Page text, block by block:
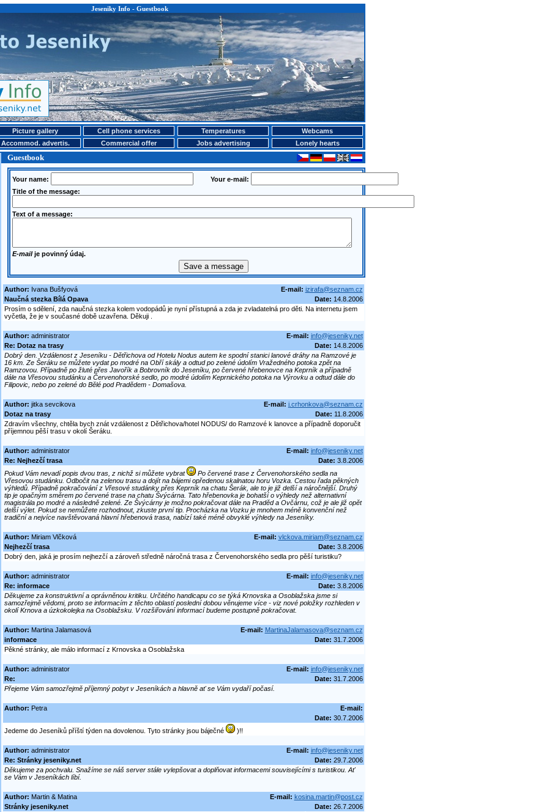
Jeseniky Info - Guestbook
Picture gallery Cell phone services Temperatures
Webcams
Accommod. advertis. Commercial offer Jobs advertising
Lonely hearts
Guestbook
Your name:
Your e-mail:
Title of the message:
Text of a message:
E-mailje povinný údaj.
Author: Ivana Bušfyová E-mail: izirafa@seznam.cz
Naučná stezka Bílá Opava
Date: 14.8.2006
Prosím o sdělení, zda naučná stezka kolem vodopádů je nyní přístupná a zda je zvladatelná pro děti. Na internetu jsem
vyčetla, že je v současné době uzavřena. Děkuji .
Author: administrator E-mail: info@jeseniky.net
Re: Dotaz na trasy
Date: 14.8.2006
Dobrý den. Vzdálenost z Jeseníku - Dětřichova od Hotelu Nodus autem ke spodní stanici lanové dráhy na Ramzové je
16 km. Ze Šeráku se můžete vydat po modré na Obří skály a odtud po zelené údolím Vražedného potoka zpět na
Ramzovou. Případně po žluté přes Javořík a Bobrovník do Jeseníku, po červené hřebenovce na Keprník a případně
dále na Vřesovou studánku a Červenohorské sedlo, po modré údolím Keprnického potoka na Výrovku a odtud dále do
Filipovic, nebo po zelené do Bělé pod Pradědem - Domašova.
Author: jitka sevcikova E-mail: j.crhonkova@seznam.cz
Dotaz na trasy
Date: 11.8.2006
Zdravím všechny, chtěla bych znát vzdálenost z Dětřichova/hotel NODUS/ do Ramzové k lanovce a případně doporučit
příjemnou pěší trasu v okolí Šeráku.
Author: administrator E-mail: info@jeseniky.net
Re: Nejhezčí trasa
Date: 3.8.2006
Pokud Vám nevadí popis dvou tras, z nichž si můžete vybrat
Po červené trase z Červenohorského sedla na
Vřesovou studánku. Odbočit na zelenou trasu a dojít na bájemi opředenou skalnatou horu Vozka. Cestou řada pěkných
výhledů. Případně pokračování z Vřesové studánky přes Keprník na chatu Šerák, ale to je již delší a náročnější. Druhý
tip je opačným směrem po červené trase na chatu Švýcárna. Tato hřebenovka je bohatší o výhledy než alternativní
magistrála po modré a následně zelené. Ze Švýcárny je možno pokračovat dále na Praděd a Ovčárnu, což je ale již opět
delší výlet. Pokud se nemůžete rozhodnout, zkuste první tip. Procházka na Vozku je mnohem méně konvenční než
tradiční a nejvíce navštěvovaná hlavní hřebenová trasa, nabízí také méně obvyklé výhledy na Jeseníky.
Author: Miriam Vlčková E-mail: vlckova.miriam@seznam.cz
Nejhezčí trasa
Date: 3.8.2006
Dobrý den, jaká je prosím nejhezčí a zároveň středně náročná trasa z Červenohorského sedla pro pěší turistiku?
Author: administrator E-mail: info@jeseniky.net
Re: informace
Date: 3.8.2006
Děkujeme za konstruktivní a oprávněnou kritiku. Určitého handicapu co se týká Krnovska a Osoblažska jsme si
samozřejmě vědomi, proto se informacím z těchto oblastí poslední dobou věnujeme více - viz nové položky rozhleden v
okolí Krnova a úzkokolejka na Osoblažsku. V rozšiřování informací budeme postupně pokračovat.
Author: Martina Jalamasová E-mail: MartinaJalamasova@seznam.cz
informace
Date: 31.7.2006
Pěkné stránky, ale málo informací z Krnovska a Osoblažska
Author: administrator E-mail: info@jeseniky.net
Re:
Date: 31.7.2006
Přejeme Vám samozřejmě příjemný pobyt v Jeseníkách a hlavně ať se Vám vydaří počasí.
Author: Petra
E-mail:
Date: 30.7.2006
Jedeme do Jeseníků příští týden na dovolenou. Tyto stránky jsou báječné
)!!
Author: administrator E-mail: info@jeseniky.net
Re: Stránky jeseniky.net
Date: 29.7.2006
Děkujeme za pochvalu. Snažíme se náš server stále vylepšovat a doplňovat informacemi souvisejícími s turistikou. Ať
se Vám v Jeseníkách líbí.
Author: Martin & Matina E-mail: kosina.martin@post.cz
Stránky jeseniky.net
Date: 26.7.2006